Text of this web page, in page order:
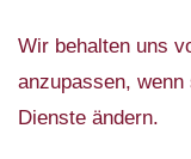
Wir behalten uns
anzupassen,
Dienste ändern.